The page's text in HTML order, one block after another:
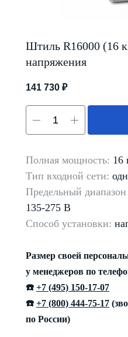
Штиль R16000 (16
напряжения
141 730 ₽
Полная мощность: 16
Тип входной сети:
Предельный
135-275 В
Способ установки:
Размер своей
у менеджеров по
☎️ +7 (495) 150-17-07
☎️ +7 (800) 444-75-17
по России)